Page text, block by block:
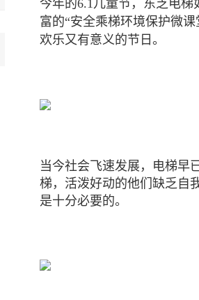
今年的6.1儿童节，东芝电
富的“安全乘梯环境保护微课
欢乐又有意义的节日。
当今社会飞速发展，电梯早
梯，活泼好动的他们缺乏自
是十分必要的。